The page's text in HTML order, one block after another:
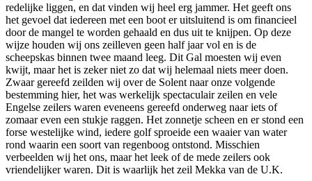
redelijke liggen, en dat vinden wij heel erg jammer. Het geeft ons
het gevoel dat iedereen met een boot er uitsluitend is om financieel
door de mangel te worden gehaald en dus uit te knijpen. Op deze
wijze houden wij ons zeilleven geen half jaar vol en is de
scheepskas binnen twee maand leeg. Dit Gal moesten wij even
kwijt, maar het is zeker niet zo dat wij helemaal niets meer doen.
Zwaar gereefd zeilden wij over de Solent naar onze volgende
bestemming hier, het was werkelijk spectaculair zeilen en vele
Engelse zeilers waren eveneens gereefd onderweg naar iets of
zomaar even een stukje raggen. Het zonnetje scheen en er stond een
forse westelijke wind, iedere golf sproeide een waaier van water
rond waarin een soort van regenboog ontstond. Misschien
verbeelden wij het ons, maar het leek of de mede zeilers ook
vriendelijker waren. Dit is waarlijk het zeil Mekka van de U.K.